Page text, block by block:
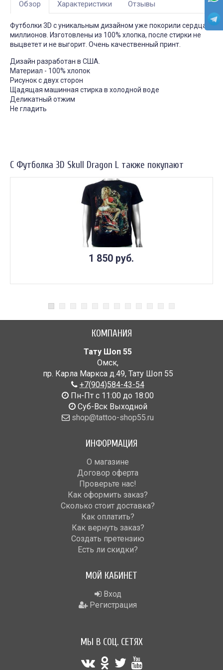
Обзор Характеристики Отзывы
Футболки 3D с уникальным дизайном уже покорили сердца
миллионов. Изготовлены из 100% хлопка, после стирки не
выцветет и не выгорит. Очень качественный принт.
Дизайн разработан в США.
Материал - 100% хлопок
Рисунок с двух сторон
Щадящая машинная стирка в холодной воде
Деликатный отжим
Не гладить
С Футболка 3D Skull Dragon L также покупают
1 850 руб.
КОМПАНИЯ
Тату Шоп 55
Омск,
пр. Карла Маркса д.49, Тату Шоп 55
+7(904)584-43-54
Пн-Пт с 11:00 до 18:00
Cуб-Вск Выходной
shop@tattoo-shop55.ru
ИНФОРМАЦИЯ
О магазине
Договор оферта
Проверьте нас!
Как оформить заказ?
Сколько стоит доставка?
Как оплатить?
Как вернуть заказ?
Создать претензию
Есть ли скидки?
МОЙ КАБИНЕТ
Вход
Регистрация
МЫ В СОЦ. СЕТЯХ